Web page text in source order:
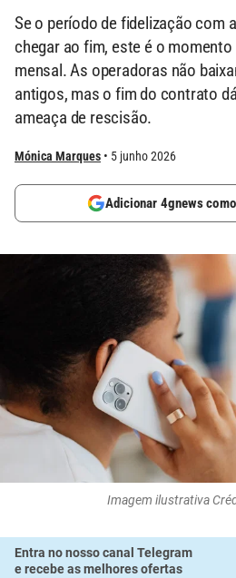
Se o período de fidelização com
chegar ao fim, este é o
mensal. As operadoras não
antigos, mas o fim do contrato
ameaça de rescisão.
Mónica Marques 5 junho 2026
Adicionar 4gnews
Imagem ilustrativa
Entra no nosso canal Telegram
e recebe as melhores ofertas